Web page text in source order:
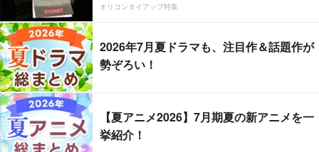
オリコンタイアップ特集
2026年7月夏ドラマも、注目作＆話題作が
勢ぞろい！
【夏アニメ2026】7月期夏の新アニメを一
挙紹介！